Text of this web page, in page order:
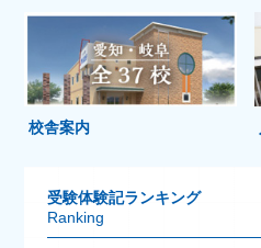
校舎案内
受験体験記ランキング
Ranking